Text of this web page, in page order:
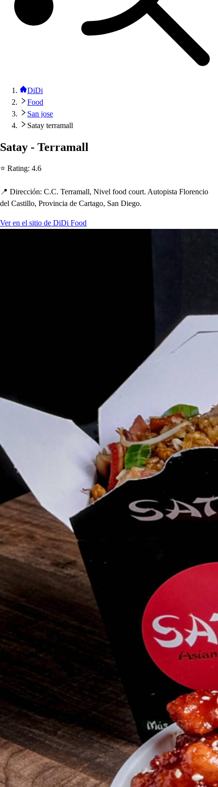
DiDi
Food
San jose
Satay terramall
Satay - Terramall
⭐ Rating: 4.6
📍 Dirección: C.C. Terramall, Nivel food court. Autopista Florencio
del Castillo, Provincia de Cartago, San Diego.
Ver en el sitio de DiDi Food